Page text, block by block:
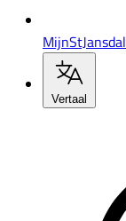
MijnStJansdal
Vertaal